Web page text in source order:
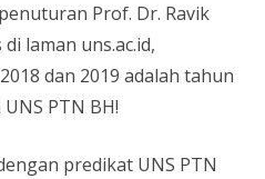
Prof. Dr. Ravik
laman uns.ac.id,
dan 2019 adalah tahun
PTN BH!
predikat UNS PTN